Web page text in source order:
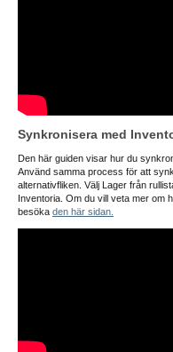
Synkronisera med
Den här guiden visar hur du
Använd samma process för att
alternativfliken. Välj Lager från
Inventoria. Om du vill veta mer om
besöka den här sidan.